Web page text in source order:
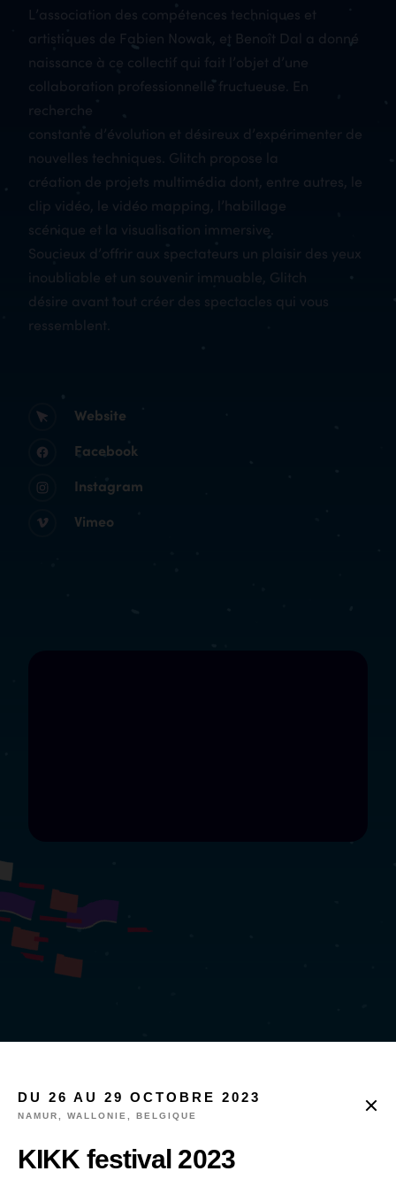
Website
Facebook
Instagram
Vimeo
L’association des compétences techniques et
artistiques de Fabien Nowak, et Benoît Dal a donné
naissance à ce collectif qui fait l’objet d’une
collaboration professionnelle fructueuse. En
recherche
constante d’évolution et désireux d’expérimenter de
nouvelles techniques. Glitch propose la
création de projets multimédia dont, entre autres, le
clip vidéo, le vidéo mapping, l’habillage
scénique et la visualisation immersive.
Soucieux d’offrir aux spectateurs un plaisir des yeux
inoubliable et un souvenir immuable, Glitch
désire avant tout créer des spectacles qui vous
ressemblent.
Le projet
a mixité de nos influences, compétences, et
DU 26 AU 29 OCTOBRE 2023
NAMUR, WALLONIE, BELGIQUE
KIKK festival 2023